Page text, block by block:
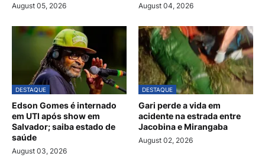
August 05, 2026 August 04, 2026
DESTAQUE
Edson Gomes é internado
em UTI após show em
Salvador; saiba estado de
saúde
August 03, 2026
DESTAQUE
Gari perde a vida em
acidente na estrada entre
Jacobina e Mirangaba
August 02, 2026